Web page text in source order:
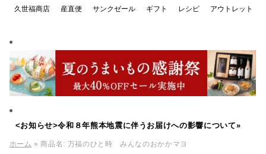
久世福商店 産直便 サンクゼール ギフト レシピ アウトレット
<お知らせ>令和８年熊本地震に伴うお届けへの影響について»
ホーム » 商品名: 万福のひと時 みんなのおかかマヨ